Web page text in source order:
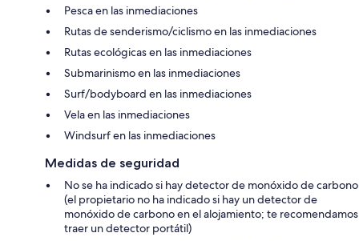
Pesca en las inmediaciones
Rutas de senderismo/ciclismo en las inmediaciones
Rutas ecológicas en las inmediaciones
Submarinismo en las inmediaciones
Surf/bodyboard en las inmediaciones
Vela en las inmediaciones
Windsurf en las inmediaciones
Medidas de seguridad
No se ha indicado si hay detector de monóxido de carbono
(el propietario no ha indicado si hay un detector de
monóxido de carbono en el alojamiento; te recomendamos
traer un detector portátil)